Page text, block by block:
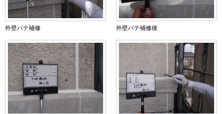
外壁パテ補修 外壁パテ補修後